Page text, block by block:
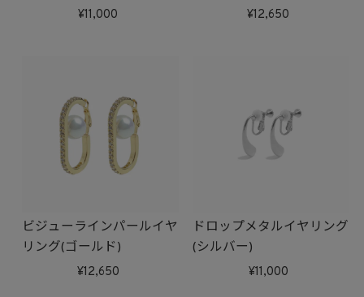
11,000 12,650
ビジューラインパールイヤ
リング(ゴールド)
12,650
ドロップメタルイヤリング
(シルバー)
11,000